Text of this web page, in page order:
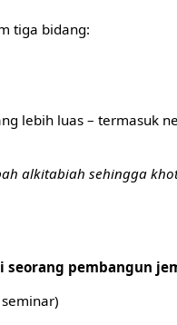
tiga bidang:
lebih luas – termasuk
alkitabiah sehingga
seorang pembangun